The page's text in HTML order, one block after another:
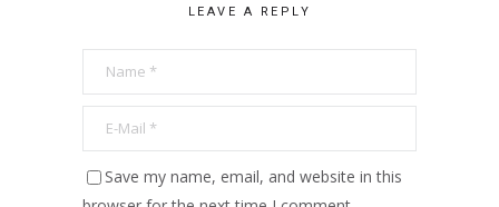
LEAVE A REPLY
Save my name, email, and website in this